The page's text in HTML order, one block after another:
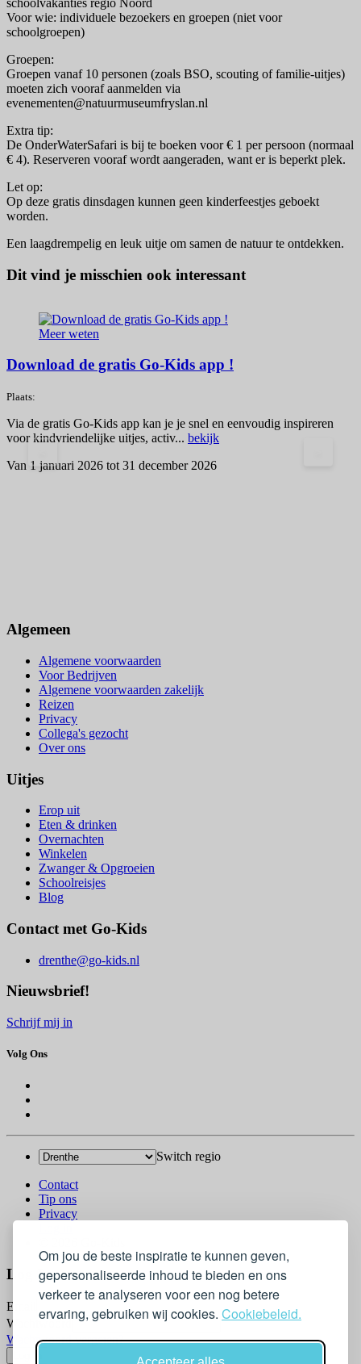
Om jou de beste inspiratie te kunnen geven,
gepersonaliseerde inhoud te bieden en ons
verkeer te analyseren voor een nog betere
ervaring, gebruiken wij cookies. Cookiebeleid.
schoolvakanties regio Noord
Voor wie: individuele bezoekers en groepen (niet voor
schoolgroepen)
Groepen:
Groepen vanaf 10 personen (zoals BSO, scouting of familie-uitjes)
moeten zich vooraf aanmelden via
evenementen@natuurmuseumfryslan.nl
Extra tip:
De OnderWaterSafari is bij te boeken voor € 1 per persoon (normaal
€ 4). Reserveren vooraf wordt aangeraden, want er is beperkt plek.
Let op:
Op deze gratis dinsdagen kunnen geen kinderfeestjes geboekt
worden.
Een laagdrempelig en leuk uitje om samen de natuur te ontdekken.
Dit vind je misschien ook interessant
Meer weten
Download de gratis Go-Kids app !
Plaats:
Via de gratis Go-Kids app kan je je snel en eenvoudig inspireren
voor kindvriendelijke uitjes, activ... bekijk
Van 1 januari 2026 tot 31 december 2026
Algemeen
Algemene voorwaarden
Voor Bedrijven
Algemene voorwaarden zakelijk
Reizen
Privacy
Collega's gezocht
Over ons
Uitjes
Erop uit
Eten & drinken
Overnachten
Winkelen
Zwanger & Opgroeien
Schoolreisjes
Blog
Contact met Go-Kids
drenthe@go-kids.nl
Nieuwsbrief!
Schrijf mij in
Volg Ons
Switch regio
Contact
Tip ons
Privacy
Log In
Email
Wachtwoord
Wachtwoord vergeten?